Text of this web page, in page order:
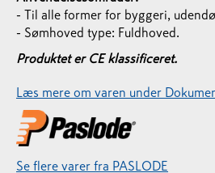
- Til alle former for byggeri,
- Sømhoved type: Fuldhoved.
Produktet er CE klassificeret.
Læs mere om varen under
Se flere varer fra PASLODE